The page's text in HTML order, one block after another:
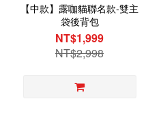
【中款】露咖貓聯名款-雙主
袋後背包
NT$1,999
NT$2,998